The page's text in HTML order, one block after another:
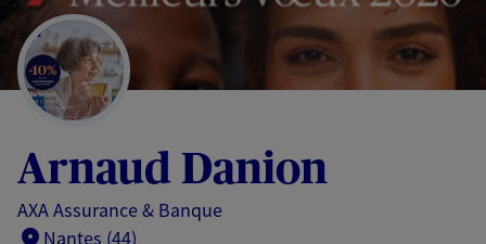
pied
Arnaud Danion
AXA Assurance & Banque
Nantes (44)